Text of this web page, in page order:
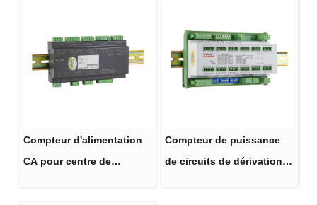
Compteur d'alimentation
CA pour centre de
Compteur de puissance
de circuits de dérivation